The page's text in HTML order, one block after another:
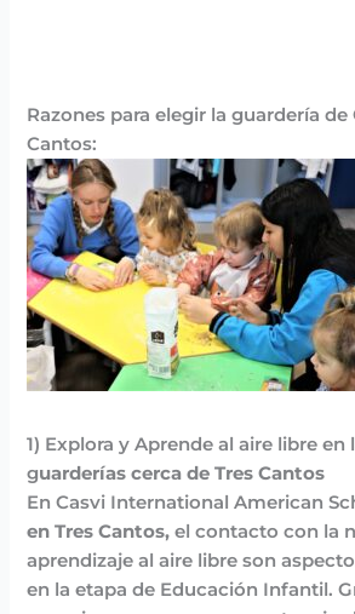
Razones para elegir la guardería de
Cantos:
1) Explora y Aprende al aire libre en
guarderías cerca de Tres Cantos
En Casvi International American
en Tres Cantos, el contacto con la
aprendizaje al aire libre son
en la etapa de Educación Infantil.